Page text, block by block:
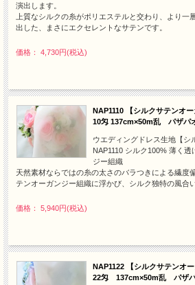
演出します。
上質なシルクの糸がポリエステルと交わり、より一
出した、まさにエクセレントなサテンです。
価格： 4,730円(税込)
NAP1110 【シルクサテンオ
10匁 137cm×50m乱 パザパ
ウエディングドレス生地【シ
NAP1110 シルク100% 薄く
ジー組織
天然素材ならではの糸の太さのバラつきによる繊度
テンオーガンジー組織に浮かび、シルク独特の風合
価格： 5,940円(税込)
NAP1122 【シルクサテンオ
22匁 137cm×50m乱 パザパ